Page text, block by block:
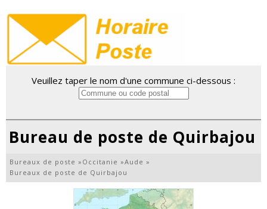
Veuillez taper le nom d'une commune ci-dessous :
Bureau de poste de Quirbajou
Bureaux de poste » Occitanie »Aude »
Bureaux de poste de Quirbajou